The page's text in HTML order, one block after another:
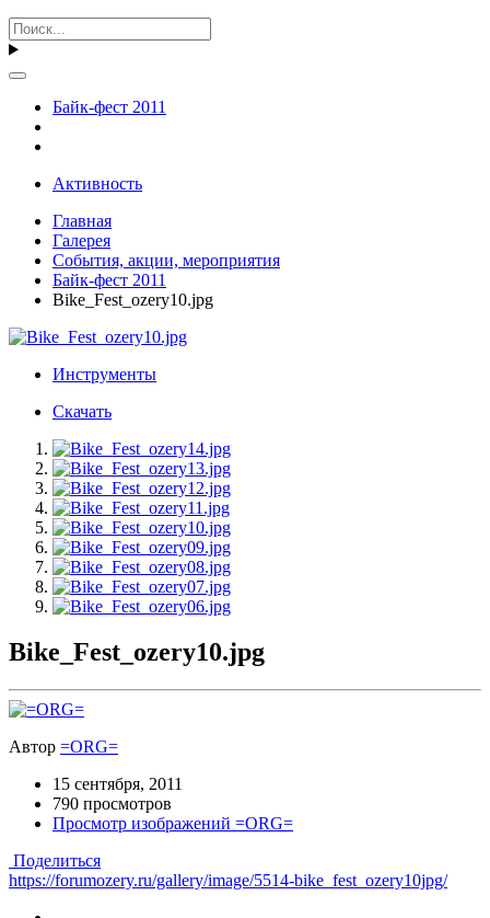
Байк-фест 2011
Активность
Главная
Галерея
События, акции, мероприятия
Байк-фест 2011
Bike_Fest_ozery10.jpg
Инструменты
Скачать
Bike_Fest_ozery10.jpg
Автор =ORG=
15 сентября, 2011
790 просмотров
Просмотр изображений =ORG=
Поделиться
https://forumozery.ru/gallery/image/5514-bike_fest_ozery10jpg/